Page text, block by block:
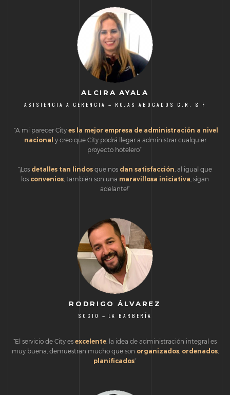
ALCIRA AYALA
ASISTENCIA A GERENCIA – ROJAS ABOGADOS C.R. & F
“A mi parecer City es la mejor empresa de administración a nivel
nacional y creo que City podrá llegar a administrar cualquier
proyecto hotelero”
“¡Los detalles tan lindos que nos dan satisfacción , al igual que
los convenios , también son una maravillosa iniciativa , sigan
adelante!”
RODRIGO ÁLVAREZ
SOCIO – LA BARBERÍA
“El servicio de City es excelente , la idea de administración integral es
muy buena, demuestran mucho que son organizados, ordenados,
planificados”